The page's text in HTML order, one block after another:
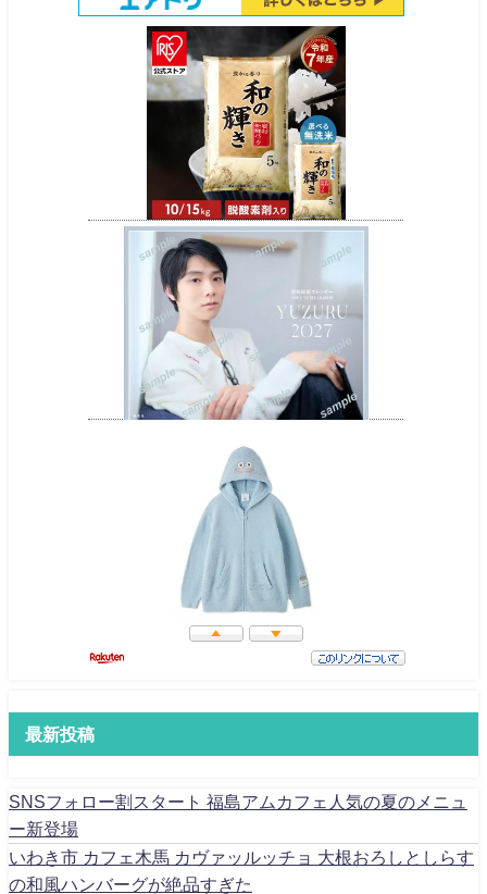
最新投稿
SNSフォロー割スタート 福島アムカフェ人気の夏のメニュ
ー新登場
いわき市 カフェ木馬 カヴァッルッチョ 大根おろしとしらす
の和風ハンバーグが絶品すぎた